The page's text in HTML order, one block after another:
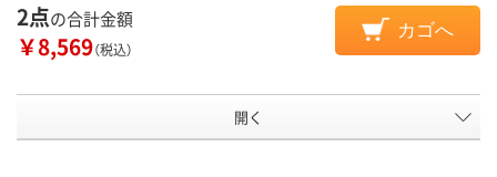
2点の合計金額
￥8,569（税込）
カゴへ
開く